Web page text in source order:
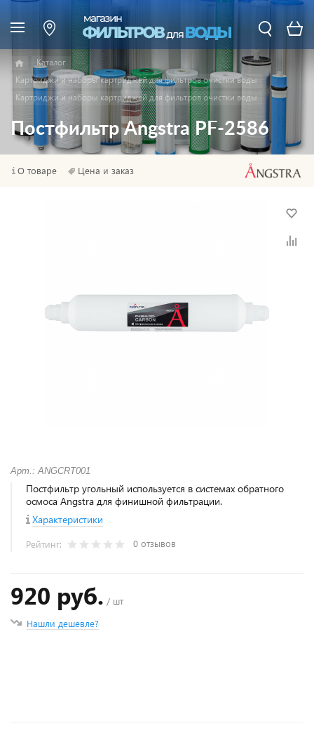
Каталог
Картриджи и наборы картриджей для фильтров очистки воды
Картриджи и наборы картриджей для фильтров очистки воды
Постфильтр Angstra PF-2586
О товаре Цена и заказ
Арт.: ANGCRT001
Постфильтр угольный используется в системах обратного
осмоса Angstra для финишной фильтрации.
Характеристики
Рейтинг: 0 отзывов
920 руб. / шт
Нашли дешевле?